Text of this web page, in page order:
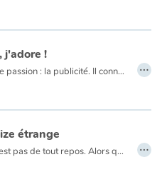
j'adore !
Adrien Pigeon a une passion : la publicité. Il connait toutes les publicités par cœur et rêve de jouer à la télévision. Un jour, sa camarade de classe Juliette lui dit qu'il y aura un casting pour la publicité des Pâtacolors, l'entreprise de son père : l'occasion rêvée pour Adrien de tourner enfin dans une publicité ! …
étrange
La vie de Marika n'est pas de tout repos. Alors qu'elle prononce une formule magique pour se débarrasser de sa grand-mère, la voilà transformée en vieille mémé ! Cette mauvaise expérience la propulse dans un monde bien bizarre, où rôdent grenouilles, chats et méchants sorciers... …